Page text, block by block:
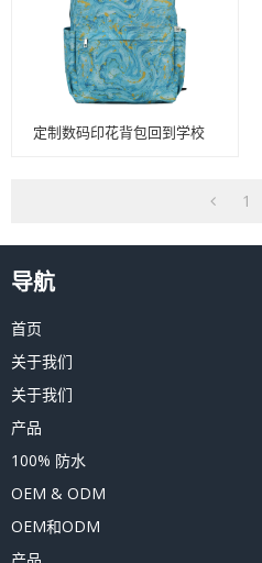
定制数码印花背包回到学校
1
导航
首页
关于我们
关于我们
产品
100% 防水
OEM & ODM
OEM和ODM